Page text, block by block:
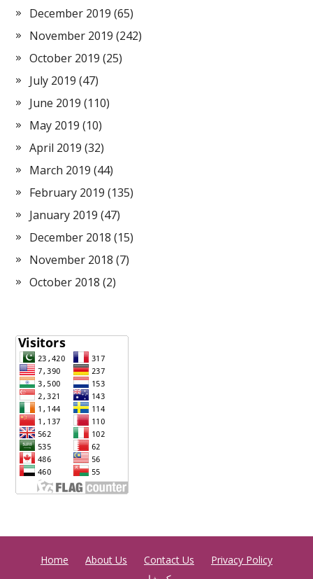
December 2019 (65)
November 2019 (242)
October 2019 (25)
July 2019 (47)
June 2019 (110)
May 2019 (10)
April 2019 (32)
March 2019 (44)
February 2019 (135)
January 2019 (47)
December 2018 (15)
November 2018 (7)
October 2018 (2)
Home About Us Contact Us
Privacy Policy